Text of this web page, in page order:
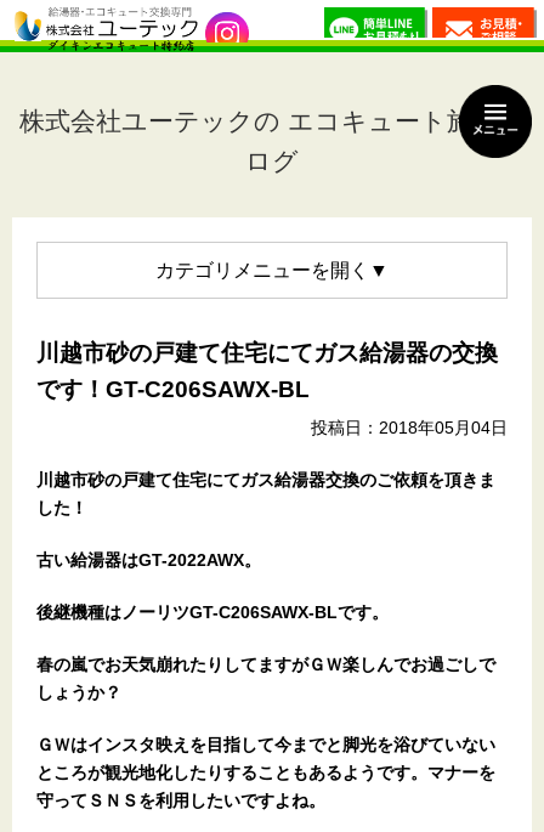
株式会社ユーテックの エコキュート施工ブ
ログ
カテゴリメニュー
川越市砂の戸建て住宅にてガス給湯器の交換
です！GT-C206SAWX-BL
投稿日：2018年05月04日
川越市砂の戸建て住宅にてガス給湯器交換のご依頼を頂きま
した！
古い給湯器はGT-2022AWX。
後継機種はノーリツGT-C206SAWX-BLです。
春の嵐でお天気崩れたりしてますがＧＷ楽しんでお過ごしで
しょうか？
ＧＷはインスタ映えを目指して今までと脚光を浴びていない
ところが観光地化したりすることもあるようです。マナーを
守ってＳＮＳを利用したいですよね。